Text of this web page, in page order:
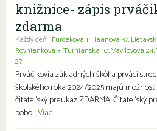
knižnice- zápis
zdarma
Každý deň | Furdekova 1, Haanova 37,
Rovniankova 3,Turnianska 10,Vavilovova 24,
27
Prváčikovia základných škôl a prváci
školského roka 2024/2025 majú
čitateľský preukaz ZDARMA. Čitateľský
pobo...Viac